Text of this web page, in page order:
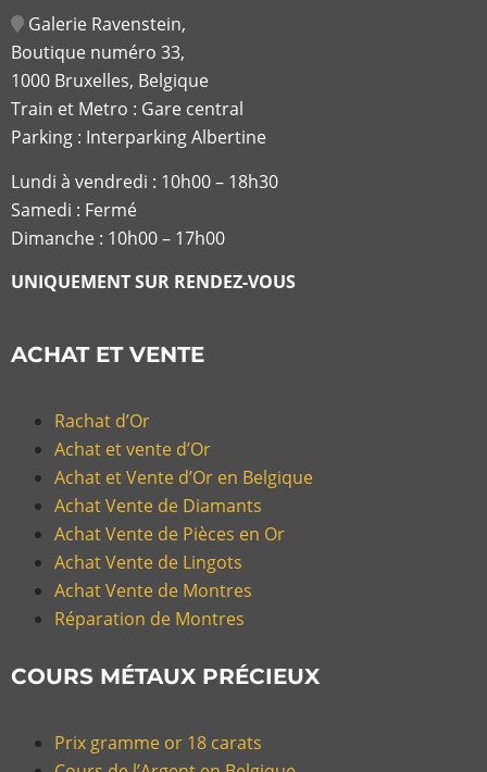
Galerie Ravenstein,
Boutique numéro 33,
1000 Bruxelles, Belgique
Train et Metro : Gare central
Parking : Interparking Albertine
Lundi à vendredi : 10h00 – 18h30
Samedi : Fermé
Dimanche : 10h00 – 17h00
UNIQUEMENT SUR RENDEZ-VOUS
ACHAT ET VENTE
Rachat d’Or
Achat et vente d’Or
Achat et Vente d’Or en Belgique
Achat Vente de Diamants
Achat Vente de Pièces en Or
Achat Vente de Lingots
Achat Vente de Montres
Réparation de Montres
COURS MÉTAUX PRÉCIEUX
Prix gramme or 18 carats